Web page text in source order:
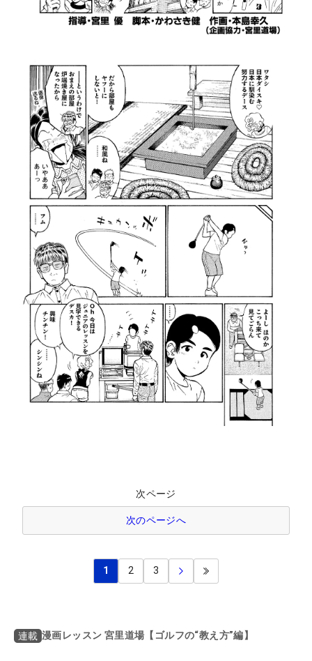
次ページ
次のページへ
1 2 3
連載 漫画レッスン 宮里道場【ゴルフの“教え方”編】